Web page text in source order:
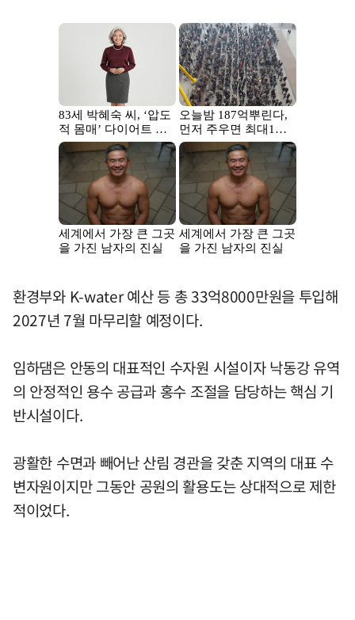
환경부와 K-water 예산 등 총 33억8000만원을 투입해
2027년 7월 마무리할 예정이다.
임하댐은 안동의 대표적인 수자원 시설이자 낙동강 유역
의 안정적인 용수 공급과 홍수 조절을 담당하는 핵심 기
반시설이다.
광활한 수면과 빼어난 산림 경관을 갖춘 지역의 대표 수
변자원이지만 그동안 공원의 활용도는 상대적으로 제한
적이었다.